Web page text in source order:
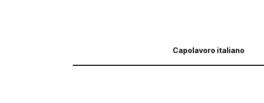
Capolavoro italiano